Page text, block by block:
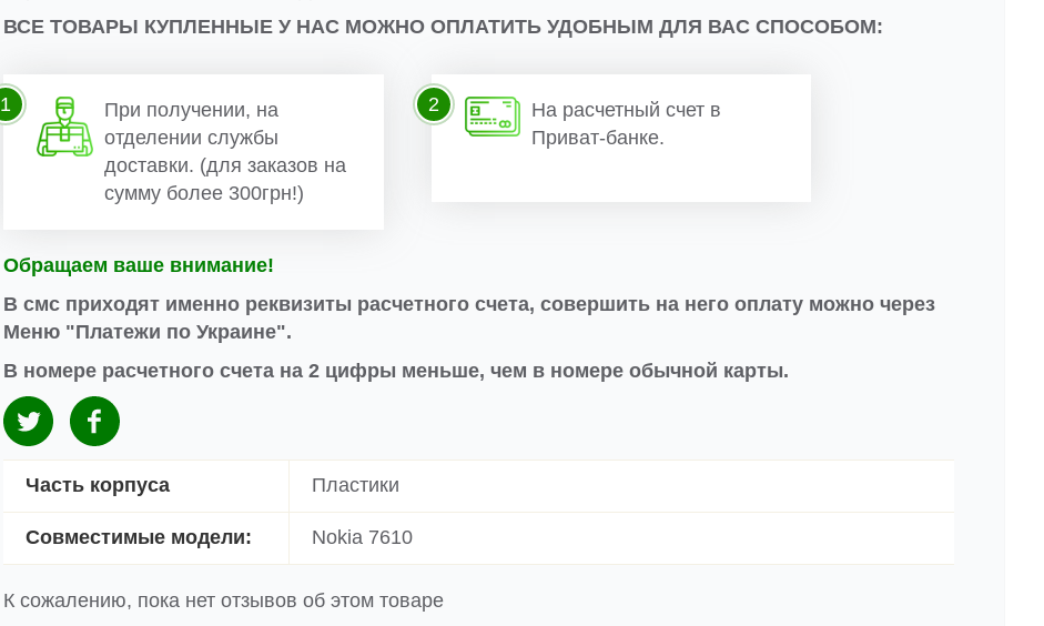
ВСЕ ТОВАРЫ КУПЛЕННЫЕ У НАС МОЖНО ОПЛАТИТЬ УДОБНЫМ ДЛЯ ВАС СПОСОБОМ:
При получении, на
отделении службы
доставки. (для заказов на
сумму более 300грн!)
1
На расчетный счет в
Приват-банке.
2
Обращаем ваше внимание!
В смс приходят именно реквизиты расчетного счета, совершить на него оплату можно через
Меню "Платежи по Украине".
В номере расчетного счета на 2 цифры меньше, чем в номере обычной карты.
Часть корпуса Пластики
Совместимые модели: Nokia 7610
К сожалению, пока нет отзывов об этом товаре